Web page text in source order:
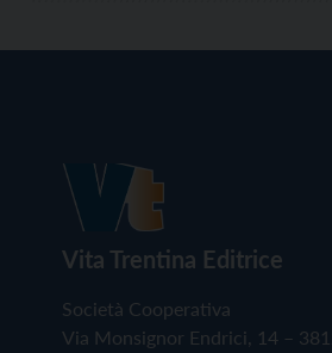
Vita Trentina Editrice
Società Cooperativa
Via Monsignor Endrici, 14 –